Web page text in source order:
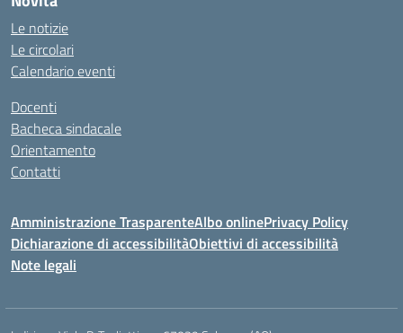
Le notizie
Le circolari
Calendario eventi
Docenti
Bacheca sindacale
Orientamento
Contatti
Amministrazione TrasparenteAlbo onlinePrivacy Policy
Dichiarazione di accessibilitàObiettivi di accessibilità
Note legali